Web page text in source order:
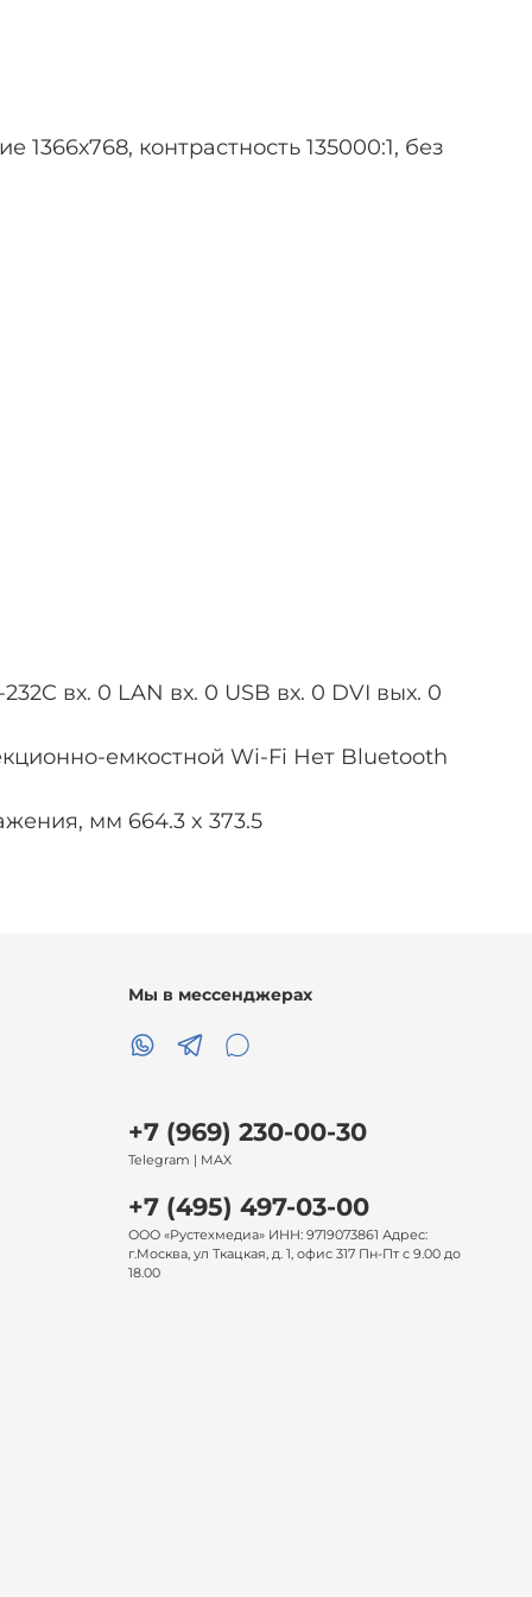
контрастность 135000:1, без
вх. 0 LAN вх. 0 USB вх. 0 DVI вых. 0
емкостной Wi-Fi Нет Bluetooth
мм 664.3 x 373.5
Мы в мессенджерах
+7 (969) 230-00-30
Telegram | MAX
+7 (495) 497-03-00
ООО «Рустехмедиа» ИНН: 9719073861 Адрес:
г.Москва, ул Ткацкая, д. 1, офис 317 Пн-Пт с 9.00 до
18.00